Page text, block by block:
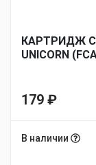
КАРТРИДЖ
UNICORN
179 ₽
В наличии